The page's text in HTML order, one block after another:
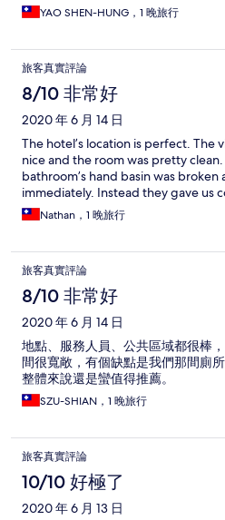
YAO SHEN-HUNG，1 晚旅行
旅客真實評論
8/10 非常好
2020 年 6 月 14 日
The hotel’s location is perfect. The
nice and the room was pretty
bathroom’s hand basin was
immediately. Instead they gave us
Nathan，1 晚旅行
旅客真實評論
8/10 非常好
2020 年 6 月 14 日
地點、服務人員、公共區域都很棒
間很寬敞，有個缺點是我們那間廁
整體來說還是蠻值得推薦。
SZU-SHIAN，1 晚旅行
旅客真實評論
10/10 好極了
2020 年 6 月 13 日